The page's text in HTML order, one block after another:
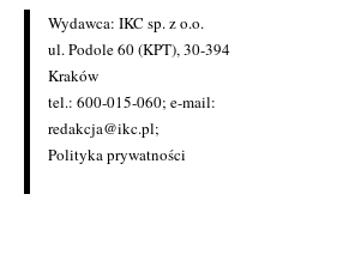
Wydawca: IKC sp. z o.o.
ul. Podole 60 (KPT), 30-394
Kraków
tel.: 600-015-060; e-mail:
redakcja@ikc.pl;
Polityka prywatności